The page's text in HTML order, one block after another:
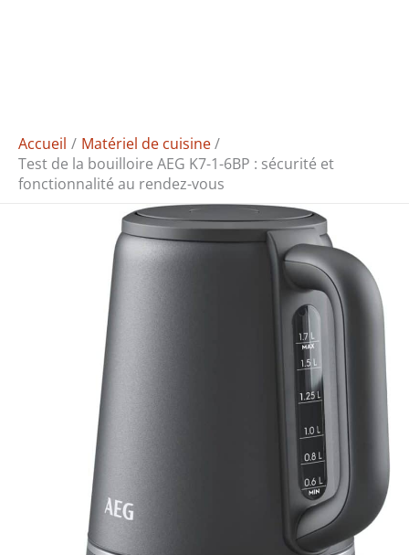
Accueil
Matériel de cuisine
Test de la bouilloire AEG K7-1-6BP : sécurité et
fonctionnalité au rendez-vous